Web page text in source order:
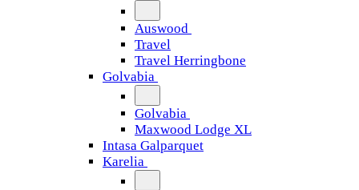
Auswood
Travel
Travel Herringbone
Golvabia
Golvabia
Maxwood Lodge XL
Intasa Galparquet
Karelia